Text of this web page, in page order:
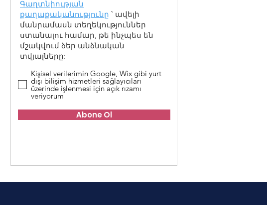
Գաղտնիության
քաղաքականությունը ՝ ավելի
մանրամասն տեղեկություններ
ստանալու համար, թե ինչպես են
մշակվում ձեր անձնական
տվյալները:
Kişisel verilerimin Google, Wix gibi yurt
dışı bilişim hizmetleri sağlayıcıları
üzerinde işlenmesi için açık rızamı
veriyorum
Abone Ol